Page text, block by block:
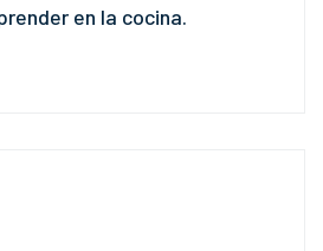
en la cocina.